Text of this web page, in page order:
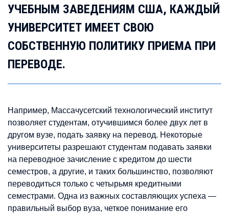
УЧЕБНЫМ ЗАВЕДЕНИЯМ США, КАЖДЫЙ
УНИВЕРСИТЕТ ИМЕЕТ СВОЮ
СОБСТВЕННУЮ ПОЛИТИКУ ПРИЕМА ПРИ
ПЕРЕВОДЕ.
Например, Массачусетский технологический институт
позволяет студентам, отучившимся более двух лет в
другом вузе, подать заявку на перевод. Некоторые
университеты разрешают студентам подавать заявки
на переводное зачисление с кредитом до шести
семестров, а другие, и таких большинство, позволяют
переводиться только с четырьмя кредитными
семестрами. Одна из важных составляющих успеха —
правильный выбор вуза, четкое понимание его